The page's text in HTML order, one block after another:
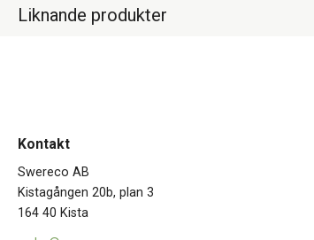
Liknande produkter
Kontakt
Swereco AB
Kistagången 20b, plan 3
164 40 Kista